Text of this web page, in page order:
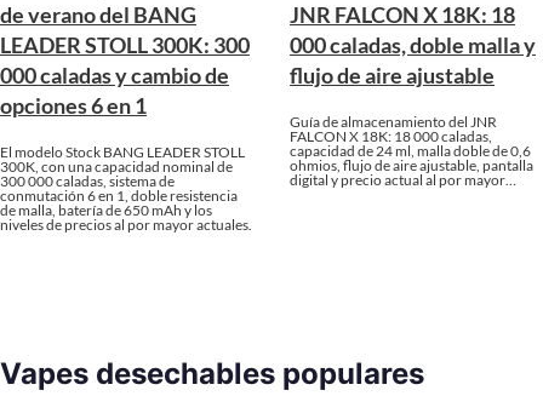
de verano del BANG
LEADER STOLL 300K: 300
000 caladas y cambio de
opciones 6 en 1
El modelo Stock BANG LEADER STOLL
300K, con una capacidad nominal de
300 000 caladas, sistema de
conmutación 6 en 1, doble resistencia
de malla, batería de 650 mAh y los
niveles de precios al por mayor actuales.
JNR FALCON X 18K: 18
000 caladas, doble malla y
flujo de aire ajustable
Guía de almacenamiento del JNR
FALCON X 18K: 18 000 caladas,
capacidad de 24 ml, malla doble de 0,6
ohmios, flujo de aire ajustable, pantalla
digital y precio actual al por mayor…
Vapes desechables populares